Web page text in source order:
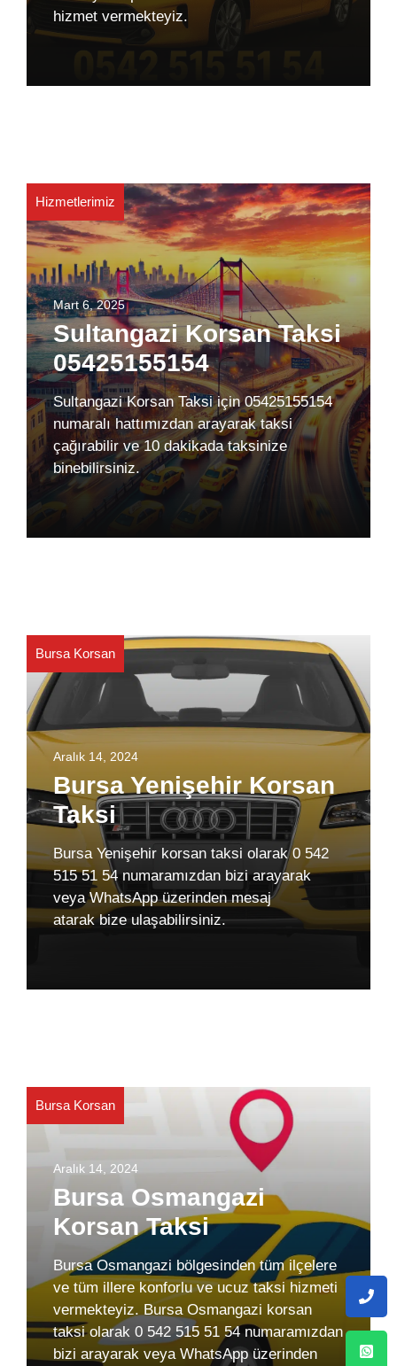
hizmet vermekteyiz.
Hizmetlerimiz
Mart 6, 2025
Sultangazi Korsan Taksi
05425155154
Sultangazi Korsan Taksi için 05425155154
numaralı hattımızdan arayarak taksi
çağırabilir ve 10 dakikada taksinize
binebilirsiniz.
Bursa Korsan
Aralık 14, 2024
Bursa Yenişehir Korsan
Taksi
Bursa Yenişehir korsan taksi olarak 0 542
515 51 54 numaramızdan bizi arayarak
veya WhatsApp üzerinden mesaj
atarak bize ulaşabilirsiniz.
Bursa Korsan
Aralık 14, 2024
Bursa Osmangazi
Korsan Taksi
Bursa Osmangazi bölgesinden tüm ilçelere
ve tüm illere konforlu ve ucuz taksi hizmeti
vermekteyiz. Bursa Osmangazi korsan
taksi olarak 0 542 515 51 54 numaramızdan
bizi arayarak veya WhatsApp üzerinden